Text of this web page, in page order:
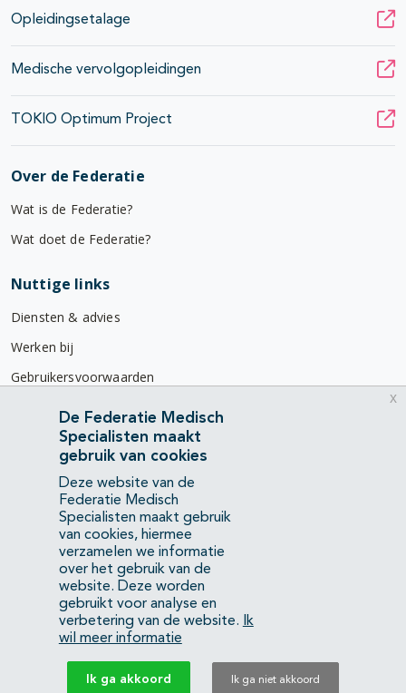
Opleidingsetalage
Medische vervolgopleidingen
TOKIO Optimum Project
Over de Federatie
Wat is de Federatie?
Wat doet de Federatie?
Nuttige links
Diensten & advies
Werken bij
Gebruikersvoorwaarden
Privacyverklaring
Contact
Mercatorlaan 1200
3528 BL Utrecht
(088) 505 34 34
info@richtlijnendatabase.nl
YouTubeLinkedIn
KvK Federatie Medisch Specialisten:40483480
De Federatie Medisch
Specialisten maakt
gebruik van cookies
Deze website van de
Federatie Medisch
Specialisten maakt gebruik
van cookies, hiermee
verzamelen we informatie
over het gebruik van de
website. Deze worden
gebruikt voor analyse en
verbetering van de website.
Ik
wil meer informatie
Ik ga akkoord Ik ga niet akkoord
x